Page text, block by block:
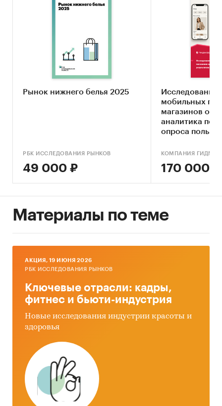
Рынок нижнего белья 2025
РБК ИССЛЕДОВАНИЯ РЫНКОВ
49 000 ₽
Исследование
мобильных
магазинов
аналитика по
опроса
КОМПАНИЯ
170 000 ₽
Материалы по теме
AКЦИЯ, 19 ИЮНЯ 2026
РБК ИССЛЕДОВАНИЯ РЫНКОВ
Ключевые отрасли: кадры,
фитнес и бьюти-индустрия
Новые исследования индустрии красоты и
здоровья